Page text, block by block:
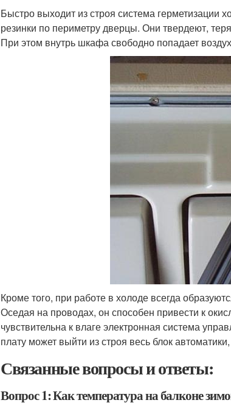
Быстро выходит из строя система герметизации
резинки по периметру дверцы. Они твердеют,
При этом внутрь шкафа свободно попадает
Кроме того, при работе в холоде всегда
Оседая на проводах, он способен привести к
чувствительна к влаге электронная система
плату может выйти из строя весь блок
Связанные вопросы и ответы:
Вопрос 1: Как температура на балконе